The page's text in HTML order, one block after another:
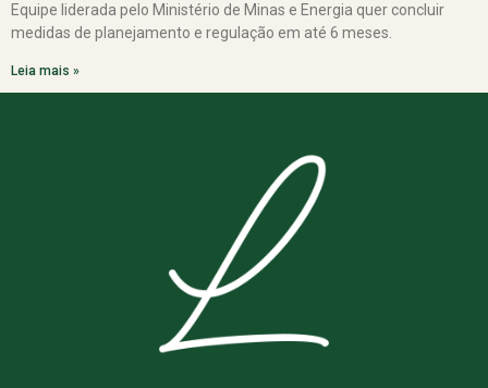
Equipe liderada pelo Ministério de Minas e Energia quer concluir
medidas de planejamento e regulação em até 6 meses.
Leia mais »